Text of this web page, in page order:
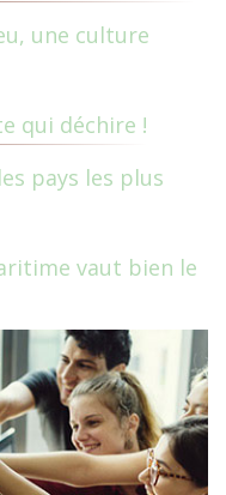
une culture
qui déchire !
pays les plus
vaut bien le